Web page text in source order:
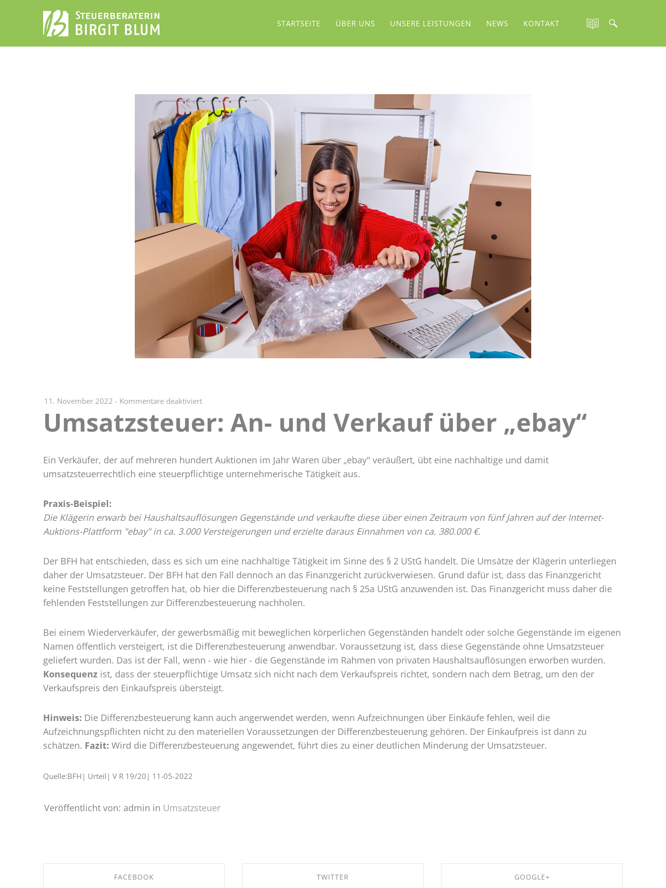
STARTSEITE ÜBER UNS UNSERE LEISTUNGEN NEWS KONTAKT
11. November 2022 - Kommentare deaktiviertfür
Umsatzsteuer:
An-
über
„ebay“
Umsatzsteuer: An- und Verkauf über „ebay“
Ein Verkäufer, der auf mehreren hundert Auktionen im Jahr Waren über „ebay" veräußert, übt eine nachhaltige und damit
umsatzsteuerrechtlich eine steuerpflichtige unternehmerische Tätigkeit aus.
Praxis-Beispiel:
Die Klägerin erwarb bei Haushaltsauflösungen Gegenstände und verkaufte diese über einen Zeitraum von fünf Jahren auf der Internet-
Auktions-Plattform "ebay" in ca. 3.000 Versteigerungen und erzielte daraus Einnahmen von ca. 380.000 €.
Der BFH hat entschieden, dass es sich um eine nachhaltige Tätigkeit im Sinne des § 2 UStG handelt. Die Umsätze der Klägerin unterliegen
daher der Umsatzsteuer. Der BFH hat den Fall dennoch an das Finanzgericht zurückverwiesen. Grund dafür ist, dass das Finanzgericht
keine Feststellungen getroffen hat, ob hier die Differenzbesteuerung nach § 25a UStG anzuwenden ist. Das Finanzgericht muss daher die
fehlenden Feststellungen zur Differenzbesteuerung nachholen.
Bei einem Wiederverkäufer, der gewerbsmäßig mit beweglichen körperlichen Gegenständen handelt oder solche Gegenstände im eigenen
Namen öffentlich versteigert, ist die Differenzbesteuerung anwendbar. Voraussetzung ist, dass diese Gegenstände ohne Umsatzsteuer
geliefert wurden. Das ist der Fall, wenn - wie hier - die Gegenstände im Rahmen von privaten Haushaltsauflösungen erworben wurden.
Konsequenz ist, dass der steuerpflichtige Umsatz sich nicht nach dem Verkaufspreis richtet, sondern nach dem Betrag, um den der
Verkaufspreis den Einkaufspreis übersteigt.
Hinweis: Die Differenzbesteuerung kann auch angerwendet werden, wenn Aufzeichnungen über Einkäufe fehlen, weil die
Aufzeichnungspflichten nicht zu den materiellen Voraussetzungen der Differenzbesteuerung gehören. Der Einkaufpreis ist dann zu
schätzen. Fazit: Wird die Differenzbesteuerung angewendet, führt dies zu einer deutlichen Minderung der Umsatzsteuer.
Quelle:BFH| Urteil| V R 19/20| 11-05-2022
Veröffentlicht von: admin in Umsatzsteuer
FACEBOOK TWITTER GOOGLE+